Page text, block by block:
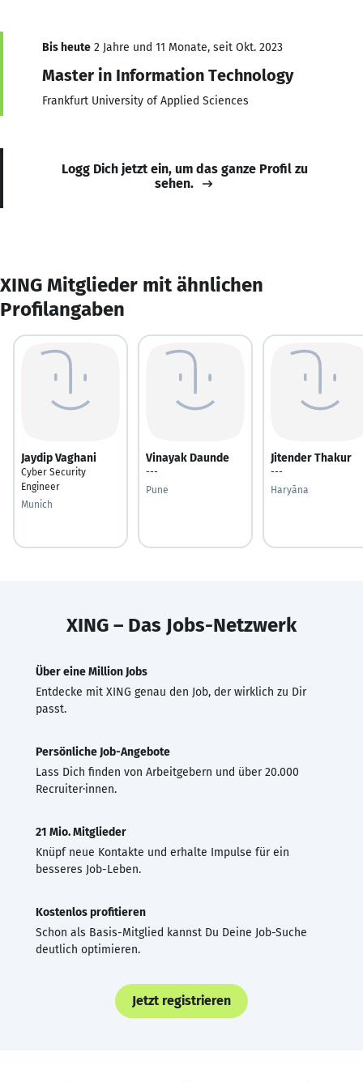
Bis heute 2 Jahre und 11 Monate, seit Okt. 2023
Master in Information Technology
Frankfurt University of Applied Sciences
Logg Dich jetzt ein, um das ganze Profil zu
sehen.
XING Mitglieder mit ähnlichen
Profilangaben
Jaydip Vaghani
Cyber Security
Engineer
Munich
Vinayak Daunde
---
Pune
Jitender Thakur
---
Haryāna
XING – Das Jobs-Netzwerk
Über eine Million Jobs
Entdecke mit XING genau den Job, der wirklich zu Dir
passt.
Persönliche Job-Angebote
Lass Dich finden von Arbeitgebern und über 20.000
Recruiter·innen.
21 Mio. Mitglieder
Knüpf neue Kontakte und erhalte Impulse für ein
besseres Job-Leben.
Kostenlos profitieren
Schon als Basis-Mitglied kannst Du Deine Job-Suche
deutlich optimieren.
Jetzt registrieren